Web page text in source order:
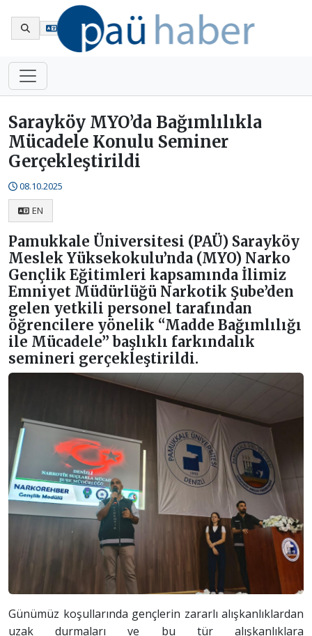
Sarayköy MYO’da Bağımlılıkla
Mücadele Konulu Seminer
Gerçekleştirildi
08.10.2025
EN
Pamukkale Üniversitesi (PAÜ) Sarayköy
Meslek Yüksekokulu’nda (MYO) Narko
Gençlik Eğitimleri kapsamında İlimiz
Emniyet Müdürlüğü Narkotik Şube’den
gelen yetkili personel tarafından
öğrencilere yönelik “Madde Bağımlılığı
ile Mücadele” başlıklı farkındalık
semineri gerçekleştirildi.
Günümüz koşullarında gençlerin zararlı alışkanlıklardan
uzak durmaları ve bu tür alışkanlıklara